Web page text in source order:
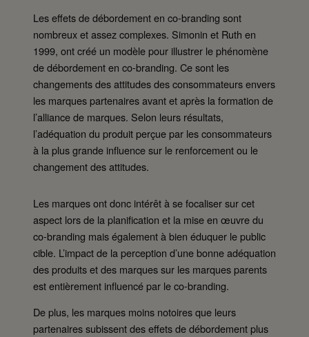
Les effets de débordement en co-branding sont
nombreux et assez complexes. Simonin et Ruth en
1999, ont créé un modèle pour illustrer le phénomène
de débordement en co-branding. Ce sont les
changements des attitudes des consommateurs envers
les marques partenaires avant et après la formation de
l’alliance de marques. Selon leurs résultats,
l’adéquation du produit perçue par les consommateurs
à la plus grande influence sur le renforcement ou le
changement des attitudes.
Les marques ont donc intérêt à se focaliser sur cet
aspect lors de la planification et la mise en œuvre du
co-branding mais également à bien éduquer le public
cible. L’impact de la perception d’une bonne adéquation
des produits et des marques sur les marques parents
est entièrement influencé par le co-branding.
De plus, les marques moins notoires que leurs
partenaires subissent des effets de débordement plus